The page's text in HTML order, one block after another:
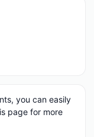
you can easily
page for more